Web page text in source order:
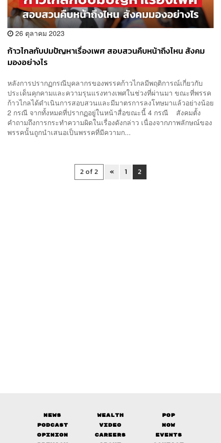
26 ตุลาคม 2023
ก้าวไกลกับปมปัญหาเรื่องเพศ สอบสวนคืบหน้าถึงไหน สังคม
มองอย่างไร
หลังการปรากฏกรณีบุคลากรของพรรคก้าวไกลมีพฤติการณ์เกี่ยวกับ
ประเด็นคุกคามและความรุนแรงทางเพศในช่วงที่ผ่านมา ขณะที่พรรค
ก้าวไกลได้ดำเนินการสอบสวนและมีมาตรการลงโทษมาแล้วอย่างน้อย
2 กรณี จากทั้งหมดที่ปรากฏอยู่ในหน้าสื่อขณะนี้ 4 กรณี สังคมตั้ง
คำถามถึงการกระทำความผิดในเรื่องดังกล่าว เนื่องจากภาพลักษณ์ของ
พรรคนั้นถูกนำเสนอเป็นพรรคที่มีความก...
2 of 2 « 1 2
News Wealth
Pop
Podcast
Video
Now
Opinion
Careers
Events